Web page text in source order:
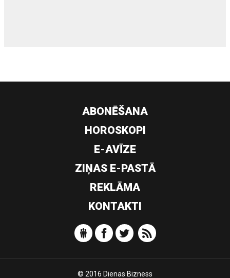
ABONĒŠANA
HOROSKOPI
E-AVĪZE
ZIŅAS E-PASTĀ
REKLĀMA
KONTAKTI
© 2016 Dienas Bizness